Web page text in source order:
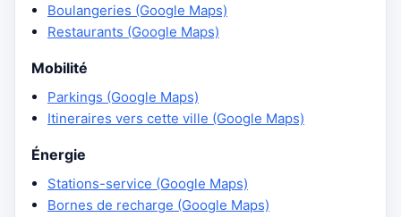
Boulangeries (Google Maps)
Restaurants (Google Maps)
Mobilité
Parkings (Google Maps)
Itineraires vers cette ville (Google Maps)
Énergie
Stations-service (Google Maps)
Bornes de recharge (Google Maps)